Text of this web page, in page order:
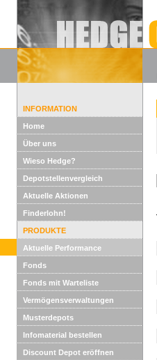
INFORMATION
Home
Über uns
Wieso Hedge?
Depotstellenvergleich
Aktuelle Aktionen
Finderlohn!
PRODUKTE
Aktuelle Performance
Fonds
Fonds mit Warteliste
Vermögensverwaltungen
Musterdepots
Infomaterial bestellen
Discount Depot eröffnen